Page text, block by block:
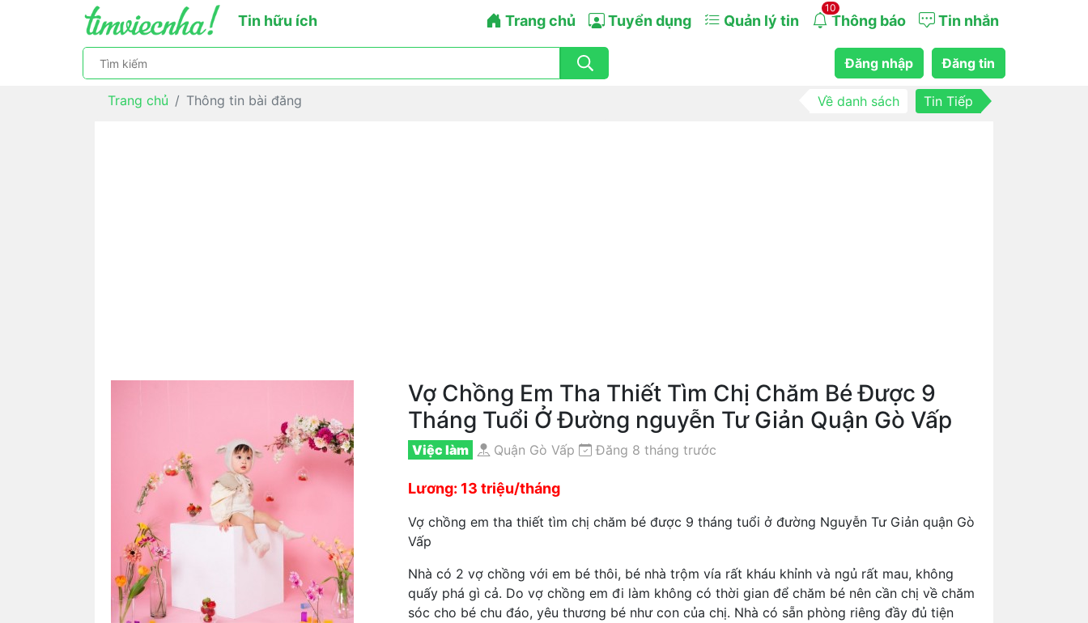
Tin hữu ích Trang chủ Tuyển dụng Quản lý tin
10
Thông báo Tin nhắn
Đăng nhập Đăng tin
Trang chủ Thông tin bài đăng Về danh sách Tin Tiếp
Vợ Chồng Em Tha Thiết Tìm Chị Chăm Bé Được 9
Tháng Tuổi Ở Đường nguyễn Tư Giản Quận Gò Vấp
Việc làm Quận Gò Vấp Đăng 8 tháng trước
Lương: 13 triệu/tháng
Vợ chồng em tha thiết tìm chị chăm bé được 9 tháng tuổi ở đường Nguyễn Tư Giản quận Gò
Vấp
Nhà có 2 vợ chồng với em bé thôi, bé nhà trộm vía rất kháu khỉnh và ngủ rất mau, không
quấy phá gì cả. Do vợ chồng em đi làm không có thời gian để chăm bé nên cần chị về chăm
sóc cho bé chu đáo, yêu thương bé như con của chị. Nhà có sẵn phòng riêng đầy đủ tiện